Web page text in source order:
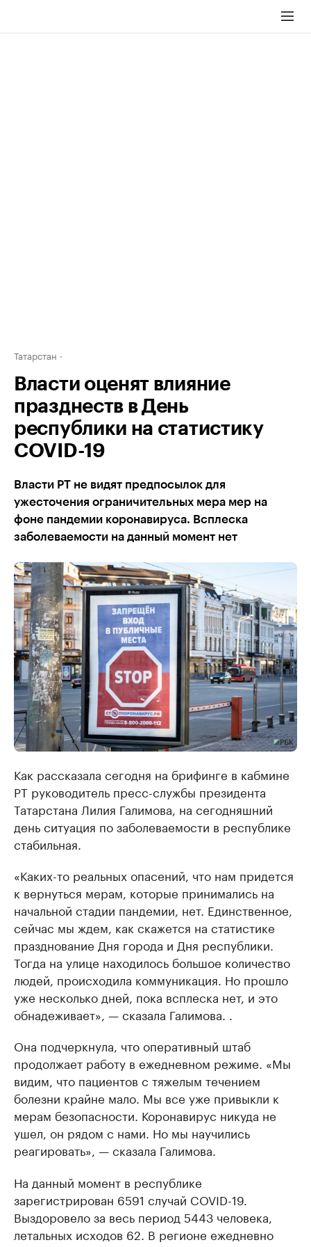
Татарстан
Власти оценят влияние
празднеств в День
республики на статистику
COVID-19
Власти РТ не видят предпосылок для
ужесточения ограничительных мера мер на
фоне пандемии коронавируса. Всплеска
заболеваемости на данный момент нет
Как рассказала сегодня на брифинге в кабмине
РТ руководитель пресс-службы президента
Татарстана Лилия Галимова, на сегодняшний
день ситуация по заболеваемости в республике
стабильная.
«Каких-то реальных опасений, что нам придется
к вернуться мерам, которые принимались на
начальной стадии пандемии, нет. Единственное,
сейчас мы ждем, как скажется на статистике
празднование Дня города и Дня республики.
Тогда на улице находилось большое количество
людей, происходила коммуникация. Но прошло
уже несколько дней, пока всплеска нет, и это
обнадеживает», — сказала Галимова. .
Она подчеркнула, что оперативный штаб
продолжает работу в ежедневном режиме. «Мы
видим, что пациентов с тяжелым течением
болезни крайне мало. Мы все уже привыкли к
мерам безопасности. Коронавирус никуда не
ушел, он рядом с нами. Но мы научились
реагировать», — сказала Галимова.
На данный момент в республике
зарегистрирован 6591 случай COVID-19.
Выздоровело за весь период 5443 человека,
летальных исходов 62. В регионе ежедневно